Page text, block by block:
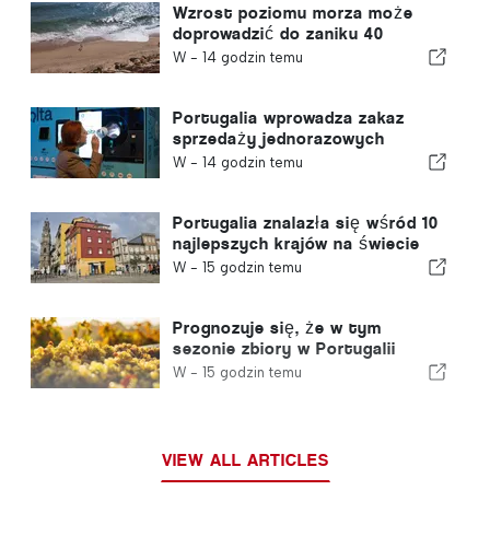
Wzrost poziomu morza może
doprowadzić do zaniku 40
procent portugalskich plaż
W - 14 godzin temu
Portugalia wprowadza zakaz
sprzedaży jednorazowych
pojemników na napoje bez znaku
W - 14 godzin temu
Portugalia znalazła się wśród 10
najlepszych krajów na świecie
dla emigrantów
W - 15 godzin temu
Prognozuje się, że w tym
sezonie zbiory w Portugalii
wzrosną o 12%
W - 15 godzin temu
VIEW ALL ARTICLES